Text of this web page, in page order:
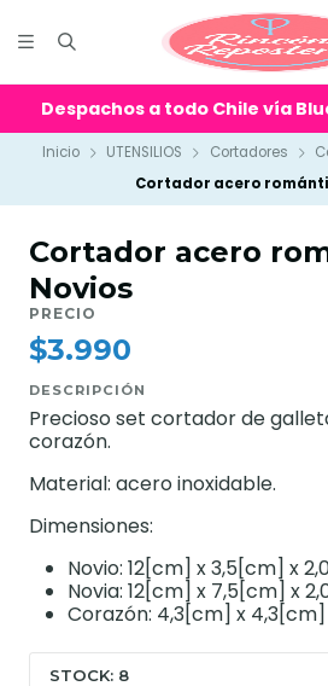
Despachos a todo Chile vía
Inicio UTENSILIOS Cortadores
Cortador acero
Cortador acero
Novios
PRECIO
$3.990
DESCRIPCIÓN
Precioso set cortador de
corazón.
Material: acero inoxidable.
Dimensiones:
Novio: 12[cm] x 3,5[cm] x
Novia: 12[cm] x 7,5[cm] x
Corazón: 4,3[cm] x
STOCK: 8